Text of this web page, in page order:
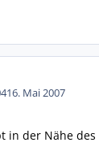
16. Mai 2007
in der Nähe